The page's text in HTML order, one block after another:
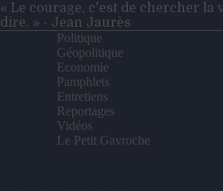
n’y
en
a
pas
»
–
Entretien
avec
Edwin
« Le courage, c'est de chercher la
dire. » - Jean Jaurès
Politique
Géopolitique
Economie
Pamphlets
Entretiens
Reportages
Vidéos
Le Petit Gavroche